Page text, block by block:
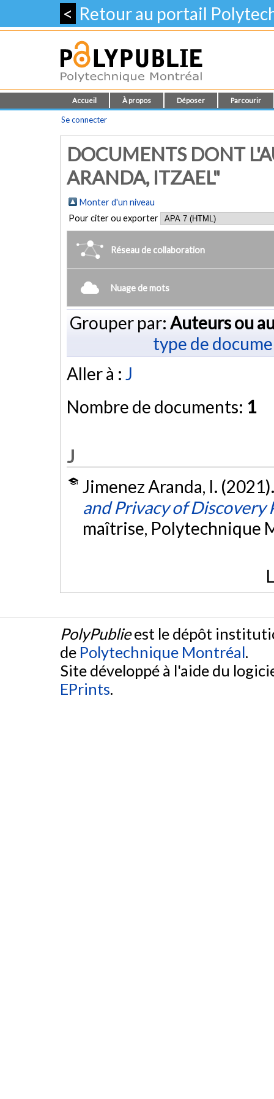
< Retour au portail
Accueil À propos Déposer Parcourir
Se connecter
DOCUMENTS DONT
ARANDA, ITZAEL"
Monter d'un niveau
Pour citer ou exporter
Réseau de collaboration
Nuage de mots
Grouper par: Auteurs ou
type de
Aller à : J
Nombre de documents: 1
J
Jimenez Aranda, I.
and Privacy of Discovery
maîtrise, Polytechnique
PolyPublieest le dépôt
de Polytechnique Montréal.
Site développé à l'aide du
EPrints.